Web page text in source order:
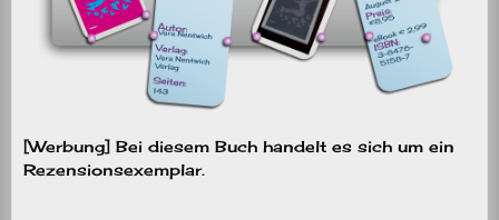
[Werbung] Bei diesem Buch handelt es sich um ein
Rezensionsexemplar.